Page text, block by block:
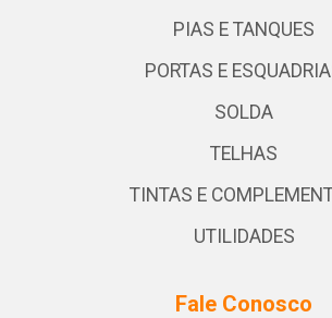
PIAS E TANQUES
PORTAS E
SOLDA
TELHAS
TINTAS E
UTILIDADES
Fale Conosco